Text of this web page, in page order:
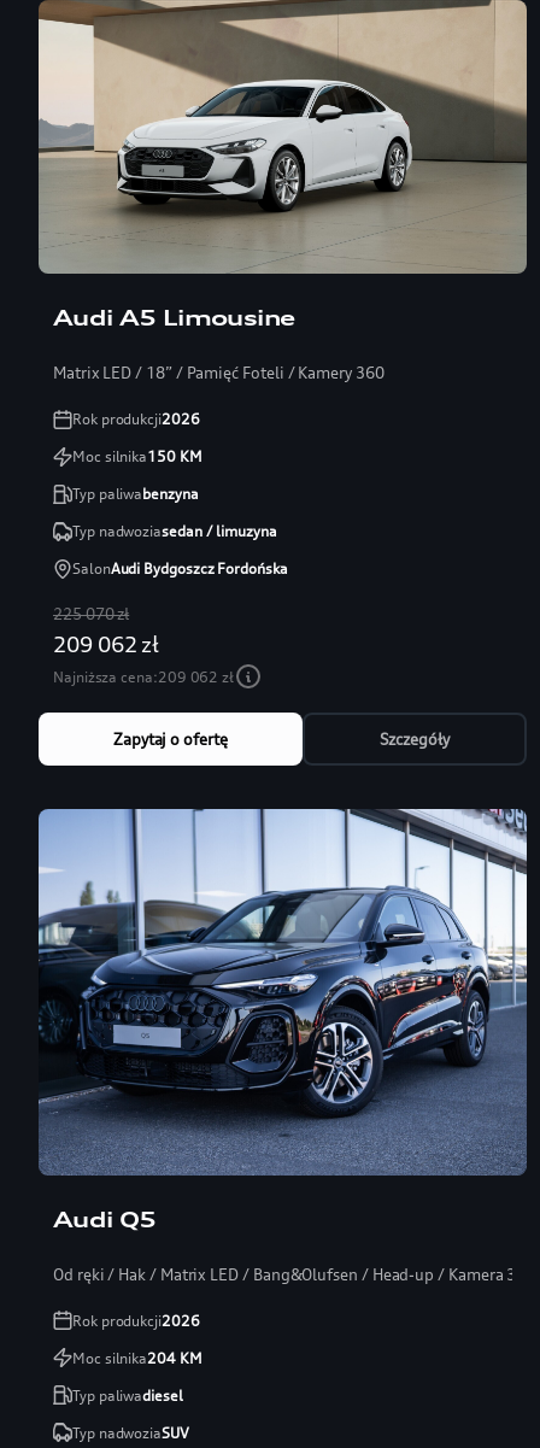
Audi A5 Limousine
Matrix LED / 18” / Pamięć Foteli / Kamery 360
Rok produkcji2026
Moc silnika150KM
Typ paliwabenzyna
Typ nadwoziasedan / limuzyna
SalonAudi Bydgoszcz Fordońska
225 070 zł
209 062 zł
Najniższa cena:209 062 zł
Zapytaj o ofertę Szczegóły
Audi Q5
Od ręki / Hak / Matrix LED / Bang&Olufsen / Head-up / Kamera 360
Rok produkcji2026
Moc silnika204KM
Typ paliwadiesel
Typ nadwoziaSUV